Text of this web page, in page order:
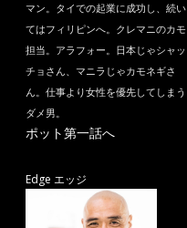
マン。タイでの起業に成功し、続い
てはフィリピンへ。クレマニのカモ
担当。アラフォー。日本じゃシャッ
チョさん、マニラじゃカモネギさ
ん。仕事より女性を優先してしまう
ダメ男。
ポット第一話へ
Edge エッジ